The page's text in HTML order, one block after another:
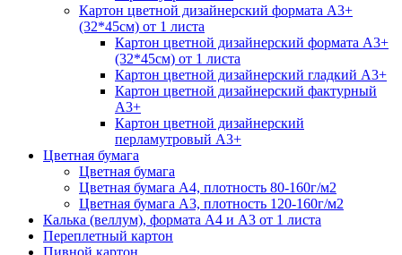
Картон цветной дизайнерский формата А3+
(32*45см) от 1 листа
Картон цветной дизайнерский формата А3+
(32*45см) от 1 листа
Картон цветной дизайнерский гладкий А3+
Картон цветной дизайнерский фактурный
А3+
Картон цветной дизайнерский
перламутровый А3+
Цветная бумага
Цветная бумага
Цветная бумага А4, плотность 80-160г/м2
Цветная бумага А3, плотность 120-160г/м2
Калька (веллум), формата А4 и А3 от 1 листа
Переплетный картон
Пивной картон